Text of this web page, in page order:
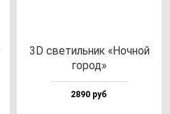
3D све­тиль­ник «Ноч­ной
го­род»
2890 руб